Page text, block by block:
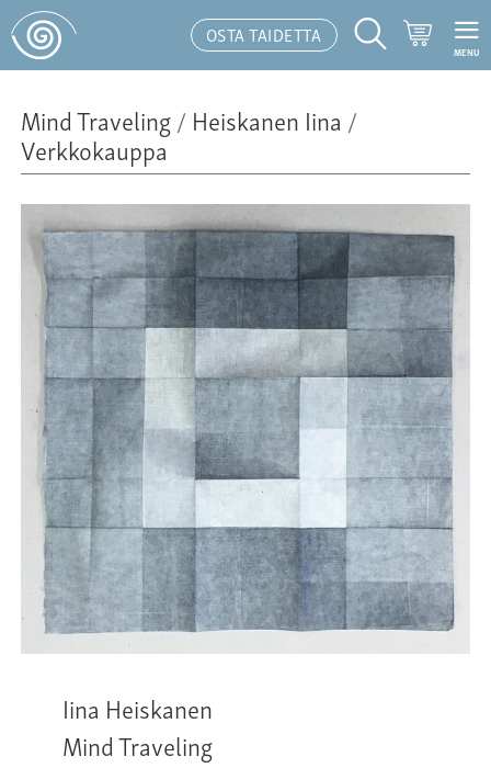
OSTA TAIDETTA
Hakutoiminto
MENU
Mind Traveling/ Heiskanen Iina /
Verkkokauppa
Iina Heiskanen
Mind Traveling